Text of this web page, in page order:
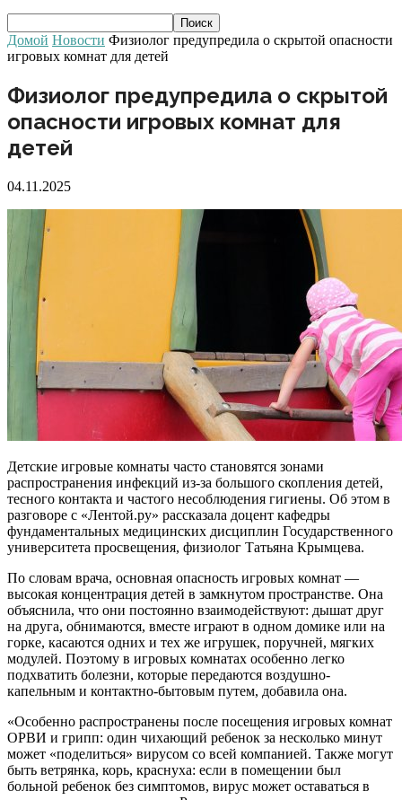
Домой Новости Физиолог предупредила о скрытой опасности
игровых комнат для детей
Физиолог предупредила о скрытой
опасности игровых комнат для
детей
04.11.2025
Детские игровые комнаты часто становятся зонами
распространения инфекций из-за большого скопления детей,
тесного контакта и частого несоблюдения гигиены. Об этом в
разговоре с «Лентой.ру» рассказала доцент кафедры
фундаментальных медицинских дисциплин Государственного
университета просвещения, физиолог Татьяна Крымцева.
По словам врача, основная опасность игровых комнат —
высокая концентрация детей в замкнутом пространстве. Она
объяснила, что они постоянно взаимодействуют: дышат друг
на друга, обнимаются, вместе играют в одном домике или на
горке, касаются одних и тех же игрушек, поручней, мягких
модулей. Поэтому в игровых комнатах особенно легко
подхватить болезни, которые передаются воздушно-
капельным и контактно-бытовым путем, добавила она.
«Особенно распространены после посещения игровых комнат
ОРВИ и грипп: один чихающий ребенок за несколько минут
может «поделиться» вирусом со всей компанией. Также могут
быть ветрянка, корь, краснуха: если в помещении был
больной ребенок без симптомов, вирус может оставаться в